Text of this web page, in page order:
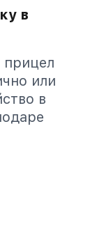
в
прицел
или
в